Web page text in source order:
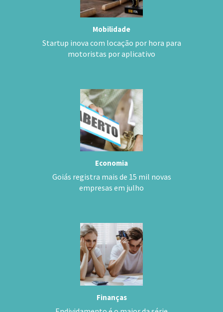
Mobilidade
Startup inova com locação por hora para
motoristas por aplicativo
Economia
Goiás registra mais de 15 mil novas
empresas em julho
Finanças